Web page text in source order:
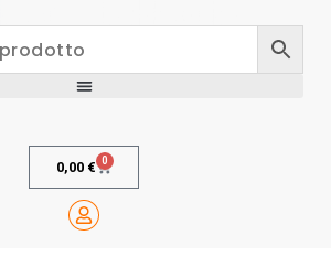
0,00 € 0